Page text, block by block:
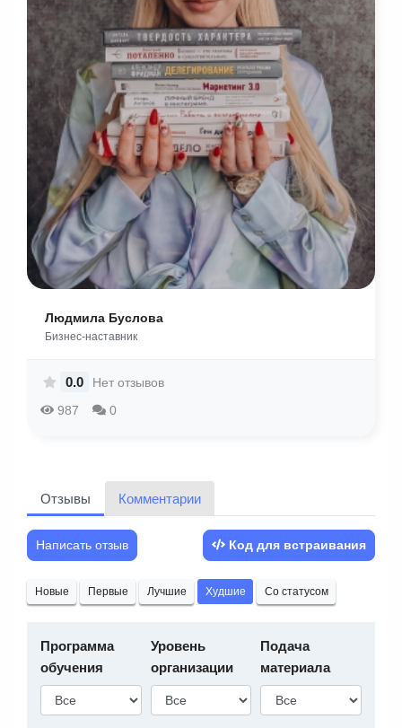
Людмила Буслова
Бизнес-наставник
987 0
0.0 Нет отзывов
Отзывы Комментарии
Написать отзыв Код для встраивания
Новые Первые Лучшие Худшие Со статусом
Программа
обучения
Уровень
организации
Подача
материала